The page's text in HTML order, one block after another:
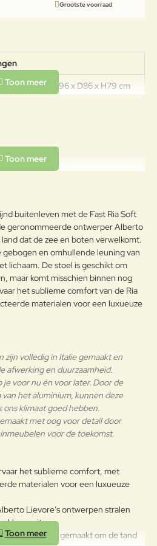
Grootste voorraad
Afmetingen: B96 x D86 x H79 cm
wordt niet vertaald!
Goed
buitenleven met de Fast Ria Soft
geronommeerde ontwerper Alberto
dat de zee en boten verwelkomt.
en omhullende leuning van
lichaam. De stoel is geschikt om
maar komt misschien binnen nog
het sublieme comfort van de Ria
materialen voor een luxueuze
zijn volledig in Italie gemaakt en
afwerking en duurzaamheid.
je voor nu én voor later. Door de
het aluminium, kunnen deze
ons klimaat goed hebben.
met oog voor detail door
voor de toekomst.
het sublieme comfort, met
materialen voor een luxueuze
Lievore’s ontwerpen stralen
klasse uit.
meubilair is gemaakt om de tand